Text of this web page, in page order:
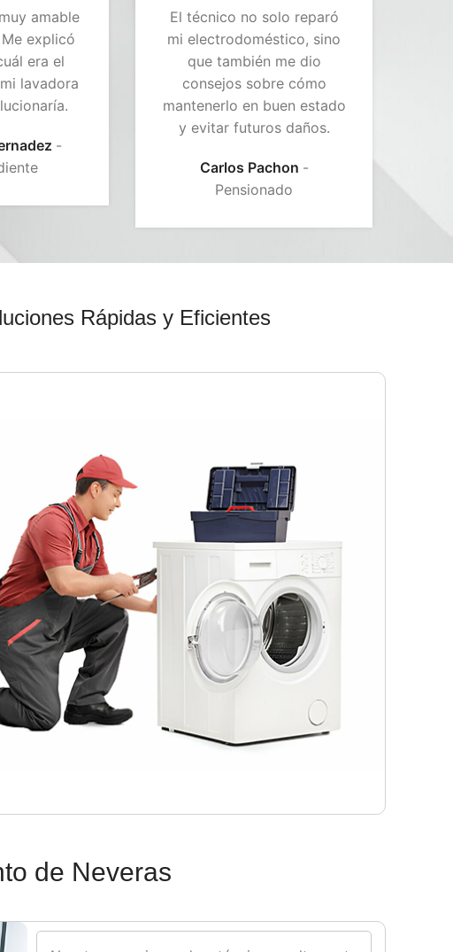
amable
explicó
era el
lavadora
El técnico no solo reparó
mi electrodoméstico, sino
que también me dio
consejos sobre cómo
mantenerlo en buen estado
y evitar futuros daños.
Carlos Pachon
Pensionado
Rápidas y Eficientes
de Neveras